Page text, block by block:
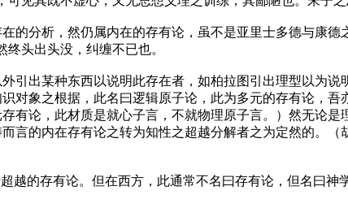
的分析，然仍属内在的存有论，虽不是亚里士多德与康
头出头没，纠缠不已也。
引出某种东西以说明此存在者，如柏拉图引出理型以为
对象之根据，此名曰逻辑原子论，此为多元的存有论，
有论，此材质是就心子言，不就物理原子言。）然无论
言的内在存有论之转为知性之超越分解者之为定然的。
越的存有论。但在西方，此通常不名曰存有论，但名曰